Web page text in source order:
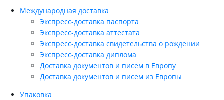
Международная доставка
Экспресс-доставка паспорта
Экспресс-доставка аттестата
Экспресс-доставка свидетельства о рождении
Экспресс-доставка диплома
Доставка документов и писем в Европу
Доставка документов и писем из Европы
Упаковка